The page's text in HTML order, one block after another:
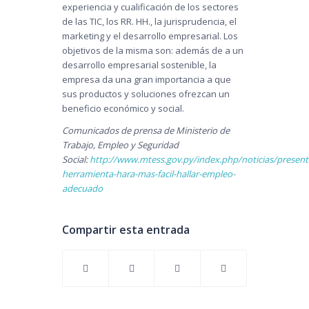
experiencia y cualificación de los sectores
de las TIC, los RR. HH., la jurisprudencia, el
marketing y el desarrollo empresarial. Los
objetivos de la misma son: además de a un
desarrollo empresarial sostenible, la
empresa da una gran importancia a que
sus productos y soluciones ofrezcan un
beneficio económico y social.
Comunicados de prensa de Ministerio de
Trabajo, Empleo y Seguridad
Social:http://www.mtess.gov.py/index.php/noticias/
herramienta-hara-mas-facil-hallar-empleo-
adecuado
Compartir esta entrada